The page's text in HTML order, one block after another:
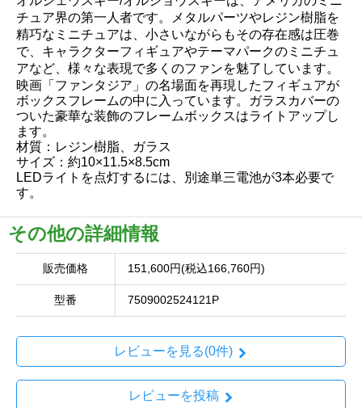
チュア界の第一人者です。メタルパーツやレジン樹脂を
精巧なミニチュアは、小さいながらもその存在感は圧巻
で、キャラクターフィギュアやテーマパークのミニチュ
アなど、様々な表現で多くのファンを魅了しています。
映画「ファンタジア」の名場面を再現したフィギュアが
ボックスフレームの中に入っています。ガラスカバーの
ついた豪華な装飾のフレームボックスはライトアップし
ます。
材質：レジン樹脂、ガラス
サイズ：約10×11.5×8.5cm
LEDライトを点灯するには、別途単三電池が3本必要で
す。
その他の詳細情報
販売価格 151,600円(税込166,760円)
型番 7509002524121P
レビューを見る(0件)
レビューを投稿